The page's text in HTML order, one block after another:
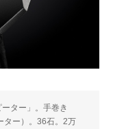
ター」。手巻き
ター）。36石。2万